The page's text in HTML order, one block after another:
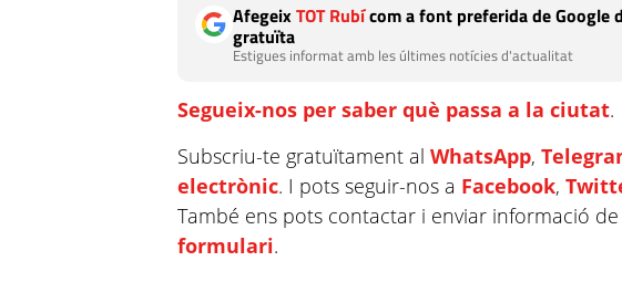
AfegeixTOT Rubícom a font preferida de Google
gratuïta
Estigues informat amb les últimes notícies d'actualitat
Segueix-nos per saber què passa a la ciutat.
Subscriu-te gratuïtament alWhatsApp,
electrònic. I pots seguir-nos a Facebook,
També ens pots contactar i enviar informació
formulari.